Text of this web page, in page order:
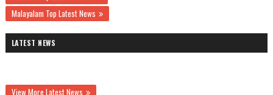
Malayalam Top Latest News
LATEST NEWS
View More Latest News